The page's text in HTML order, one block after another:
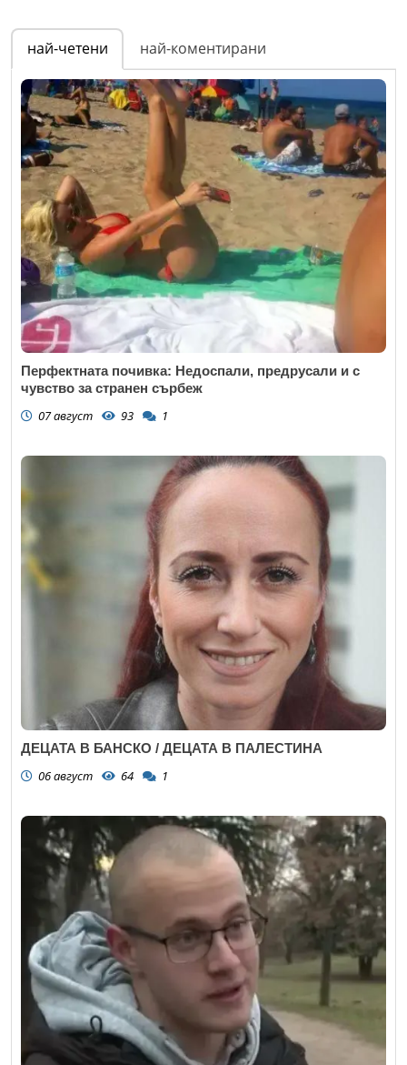
най-четени най-коментирани
Перфектната почивка: Недоспали, предрусали и с
чувство за странен сърбеж
07 август 93 1
ДЕЦАТА В БАНСКО / ДЕЦАТА В ПАЛЕСТИНА
06 август 64 1